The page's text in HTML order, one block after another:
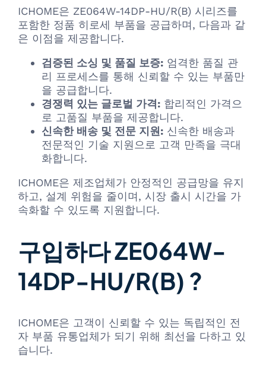
ICHOME은 ZE064W-14DP-HU/R(B) 시리즈를
포함한 정품 히로세 부품을 공급하며, 다음과 같
은 이점을 제공합니다.
검증된 소싱 및 품질 보증: 엄격한 품질 관
리 프로세스를 통해 신뢰할 수 있는 부품만
을 공급합니다.
경쟁력 있는 글로벌 가격: 합리적인 가격으
로 고품질 부품을 제공합니다.
신속한 배송 및 전문 지원: 신속한 배송과
전문적인 기술 지원으로 고객 만족을 극대
화합니다.
ICHOME은 제조업체가 안정적인 공급망을 유지
하고, 설계 위험을 줄이며, 시장 출시 시간을 가
속화할 수 있도록 지원합니다.
구입하다 ZE064W-
14DP-HU/R(B) ?
ICHOME은 고객이 신뢰할 수 있는 독립적인 전
자 부품 유통업체가 되기 위해 최선을 다하고 있
습니다.